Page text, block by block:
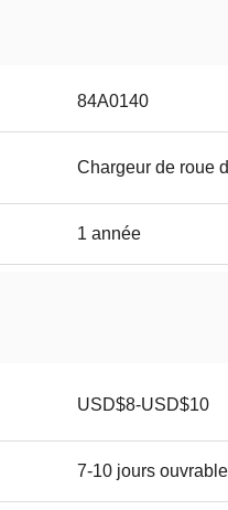
84A0140
Chargeur de roue
1 année
USD$8-USD$10
7-10 jours